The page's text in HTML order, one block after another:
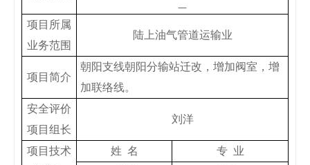
项目所属
业务范围
陆上油气管道运输业
项目简介
朝阳支线朝阳分输站迁改，增加阀室，增
加联络线。
安全评价
项目组长
刘洋
项目技术
姓 名 专 业